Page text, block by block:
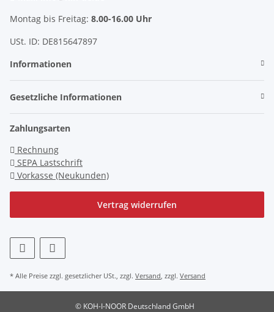
Montag bis Freitag: 8.00-16.00 Uhr
USt. ID: DE815647897
Informationen
Gesetzliche Informationen
Zahlungsarten
Rechnung
SEPA Lastschrift
Vorkasse (Neukunden)
Vertrag widerrufen
* Alle Preise zzgl. gesetzlicher USt., zzgl. Versand , zzgl. Versand
© KOH-I-NOOR Deutschland GmbH